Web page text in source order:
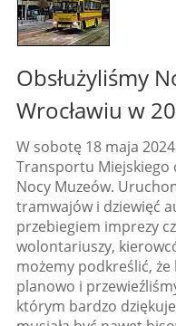
Obsłużyliśmy
Wrocławiu w
W sobotę 18 maja
Transportu Miejskiego
Nocy Muzeów.
tramwajów i dziewięć
przebiegiem imprezy
wolontariuszy,
możemy podkreślić, że
planowo i
którym bardzo